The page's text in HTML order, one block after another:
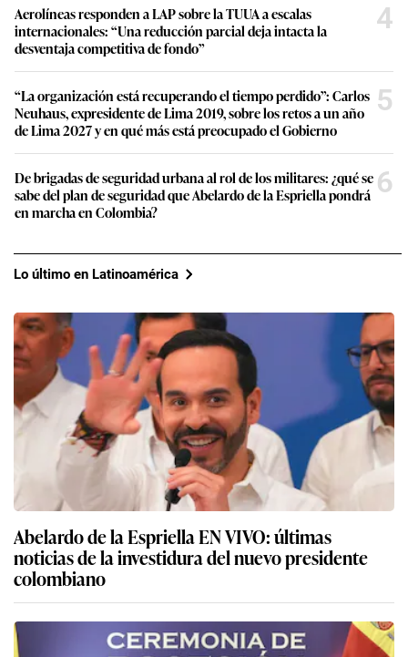
Aerolíneas responden a LAP sobre la TUUA a escalas
internacionales: “Una reducción parcial deja intacta la
desventaja competitiva de fondo”
4
“La organización está recuperando el tiempo perdido”: Carlos
Neuhaus, expresidente de Lima 2019, sobre los retos a un año
de Lima 2027 y en qué más está preocupado el Gobierno
5
De brigadas de seguridad urbana al rol de los militares: ¿qué se
sabe del plan de seguridad que Abelardo de la Espriella pondrá
en marcha en Colombia?
6
Lo último en Latinoamérica
Abelardo de la Espriella EN VIVO: últimas
noticias de la investidura del nuevo presidente
colombiano